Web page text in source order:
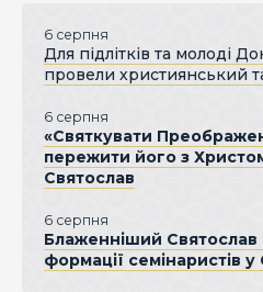
6 серпня
Для підлітків та молоді
провели християнський
6 серпня
«Святкувати
пережити його з
Святослав
6 серпня
Блаженніший Святослав
формації семінаристів у